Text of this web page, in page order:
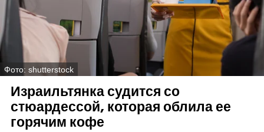
Фото: shutterstock
Израильтянка судится со
стюардессой, которая облила ее
горячим кофе